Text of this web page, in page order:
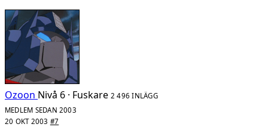
Ozoon Nivå 6 · Fuskare 2 496 INLÄGG
MEDLEM SEDAN 2003
20 OKT 2003 #7